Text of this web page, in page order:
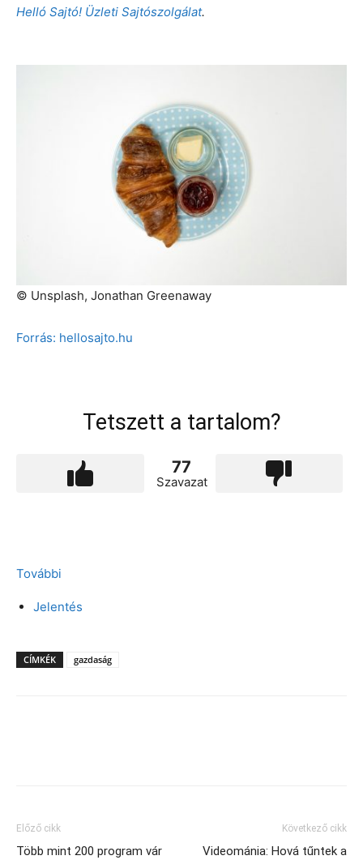
Helló Sajtó! Üzleti Sajtószolgálat.
© Unsplash, Jonathan Greenaway
Forrás: hellosajto.hu
Tetszett a tartalom?
77
Szavazat
További
Jelentés
CÍMKÉK gazdaság
Előző cikk
Több mint 200 program vár
Következő cikk
Videománia: Hová tűntek a